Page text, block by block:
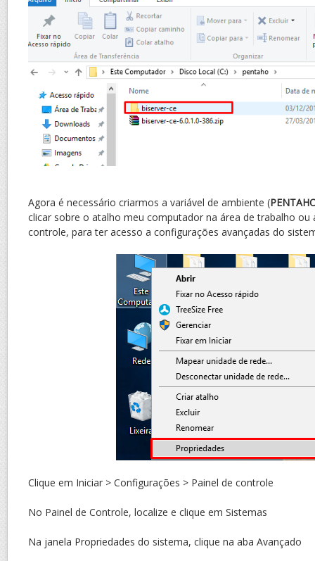
Agora é necessário criarmos a variável de ambiente (
clicar sobre o atalho meu computador na área de trabalho ou
controle, para ter acesso a configurações avançadas do
Clique em Iniciar > Configurações > Painel de controle
No Painel de Controle, localize e clique em Sistemas
Na janela Propriedades do sistema, clique na aba Avançado